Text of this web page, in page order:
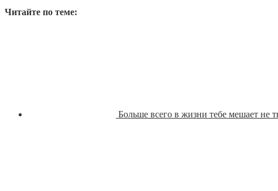
Читайте по теме:
Больше всего в жизни тебе мешает не